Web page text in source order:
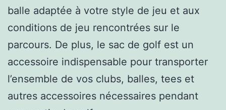
balle adaptée à votre style de jeu et aux
conditions de jeu rencontrées sur le
parcours. De plus, le sac de golf est un
accessoire indispensable pour transporter
l’ensemble de vos clubs, balles, tees et
autres accessoires nécessaires pendant